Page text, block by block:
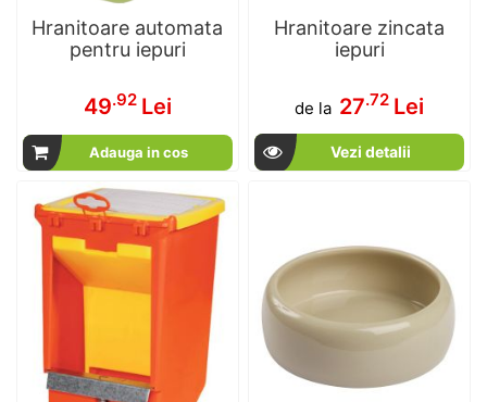
Hranitoare automata
pentru iepuri
49.92 Lei
Adauga in cos
Hranitoare zincata
iepuri
de la 27.72 Lei
Vezi detalii